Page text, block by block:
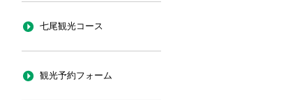
七尾観光コース
観光予約フォーム